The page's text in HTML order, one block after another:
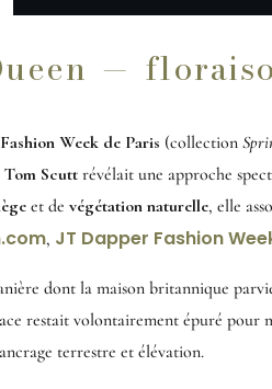
—
Fashion Week de Paris (collection
Tom Scuttrévélait une approche
et de végétation naturelle, elle
, JT Dapper Fashion
dont la maison britannique
restait volontairement épuré
terrestre et élévation.